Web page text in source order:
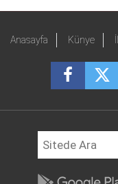
Anasayfa Künye